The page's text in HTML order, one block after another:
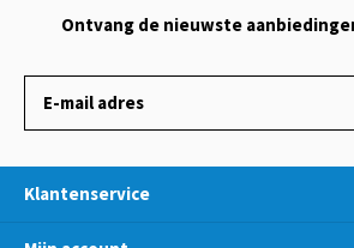
Ontvang de nieuwste
Klantenservice